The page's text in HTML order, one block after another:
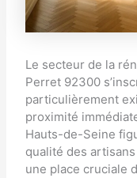
Le secteur de la
Perret 92300
particulièrement
proximité
Hauts-de-Seine
qualité des
une place cruciale